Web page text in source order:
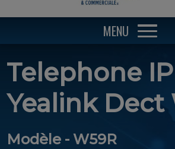
MENU
Telephone IP
Yealink Dect
Modèle - W59R